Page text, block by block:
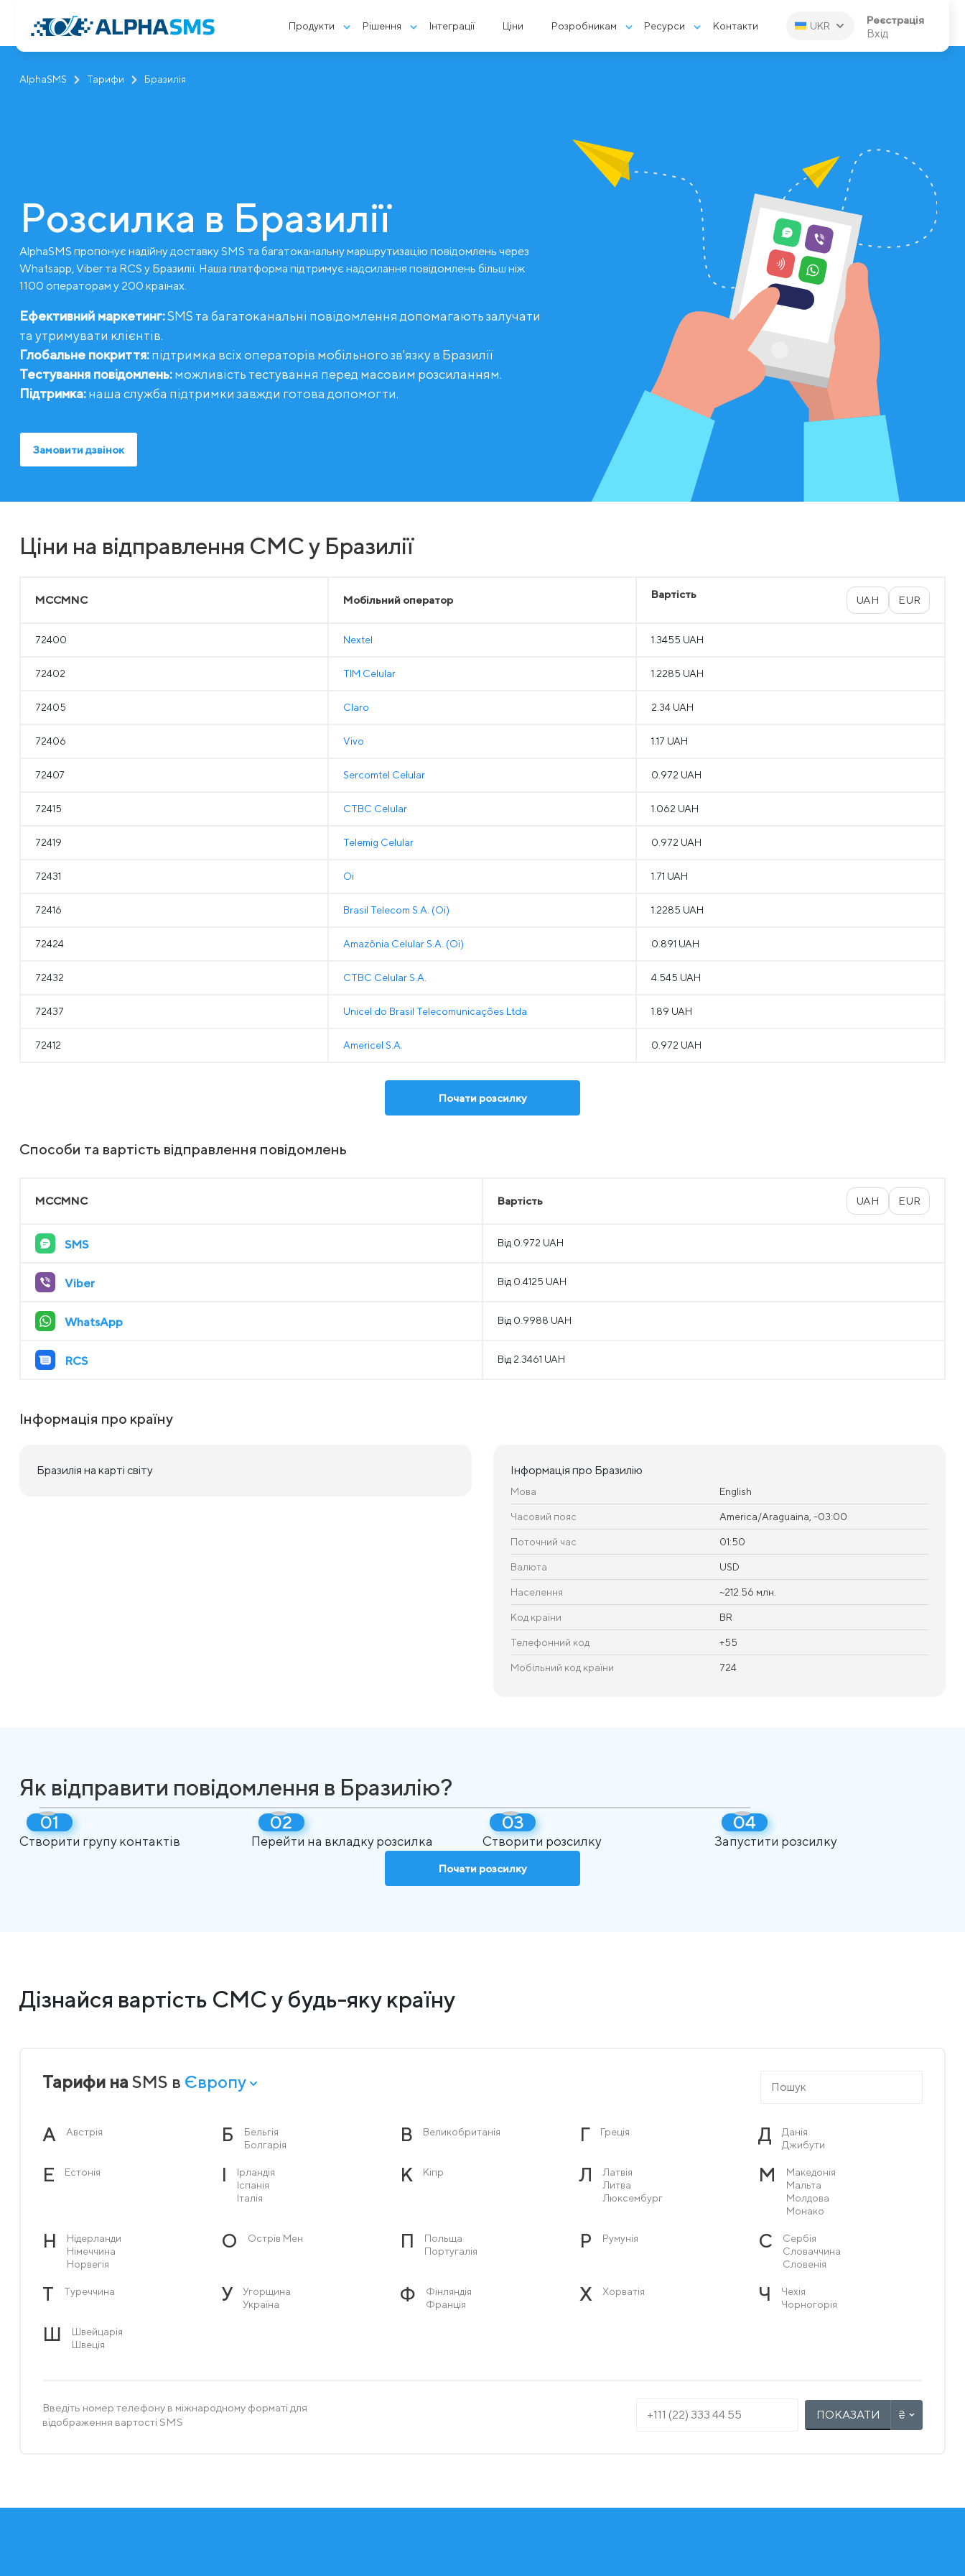
AlphaSMS Тарифи Бразилія
Продукти Рішення Інтеграції Ціни Розробникам Ресурси Контакти UKR Реєстрація
Вхід
Розсилка в Бразилії
AlphaSMS пропонує надійну доставку SMS та багатоканальну маршрутизацію повідомлень через
Whatsapp, Viber та RCS у Бразилії. Наша платформа підтримує надсилання повідомлень більш ніж
1100 операторам у 200 країнах.
Ефективний маркетинг:SMS та багатоканальні повідомлення допомагають залучати
та утримувати клієнтів.
Глобальне покриття:підтримка всіх операторів мобільного зв'язку в Бразилії
Тестування повідомлень:можливість тестування перед масовим розсиланням.
Підтримка:наша служба підтримки завжди готова допомогти.
Замовити дзвінок
Ціни на відправлення СМС у Бразилії
MCCMNC Мобільний оператор Вартість UAH EUR
72400 Nextel 1.3455 UAH
72402 TIM Celular 1.2285 UAH
72405 Claro 2.34 UAH
72406 Vivo 1.17 UAH
72407 Sercomtel Celular 0.972 UAH
72415 CTBC Celular 1.062 UAH
72419 Telemig Celular 0.972 UAH
72431 Oi 1.71 UAH
72416 Brasil Telecom S.A. (Oi) 1.2285 UAH
72424 Amazônia Celular S.A. (Oi) 0.891 UAH
72432 CTBC Celular S.A. 4.545 UAH
72437 Unicel do Brasil Telecomunicações Ltda 1.89 UAH
72412 Americel S.A. 0.972 UAH
Почати розсилку
Способи та вартість відправлення повідомлень
MCCMNC Вартість UAH EUR
SMS Від 0.972 UAH
Viber Від 0.4125 UAH
WhatsApp Від 0.9988 UAH
RCS Від 2.3461 UAH
Інформація про країну
Бразилія на карті світу Інформація про Бразилію
Мова English
Часовий пояс America/Araguaina, -03:00
Поточний час 01:50
Валюта USD
Населення ~212.56 млн.
Код країни BR
Телефонний код +55
Мобільний код країни 724
Як відправити повідомлення в Бразилію?
Створити групу контактів Перейти на вкладку розсилка Створити розсилку Запустити розсилку
Почати розсилку
Дізнайся вартість СМС у будь-яку країну
Тарифи на SMS в Європу
А Австрія Б
Бельгія
Болгарія
В Великобританія Г Греція Д
Данія
Джибути
Е Естонія І
Ірландія
Іспанія
Італія
К Кіпр Л
Латвія
Литва
Люксембург
М
Македонія
Мальта
Молдова
Монако
Н
Нідерланди
Німеччина
Норвегія
О Острів Мен П
Польща
Португалія
Р Румунія С
Сербія
Словаччина
Словенія
Т Туреччина У
Угорщина
Україна
Ф
Фінляндія
Франція
Х Хорватія Ч
Чехія
Чорногорія
Ш
Швейцарія
Швеція
Введіть номер телефону в міжнародному форматі для
відображення вартості SMS
ПОКАЗАТИ